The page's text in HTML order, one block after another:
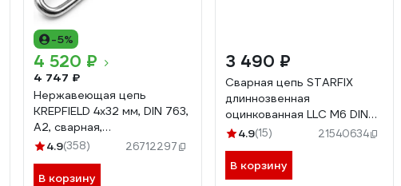
-5%
4 520 ₽
4 747 ₽
Нержавеющая цепь
KREPFIELD 4x32 мм, DIN 763,
А2, сварная,
длиннозвенная, 6 м
4.9(358) 26712297
В корзину
3 490 ₽
Сварная цепь STARFIX
длиннозвенная
оцинкованная LLC М6 DIN
763 бухта 20 м SMP-42318-
4.9(15) 21540634
В корзину